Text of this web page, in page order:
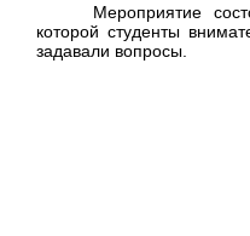
Мероприятие
которой студенты
задавали вопросы.